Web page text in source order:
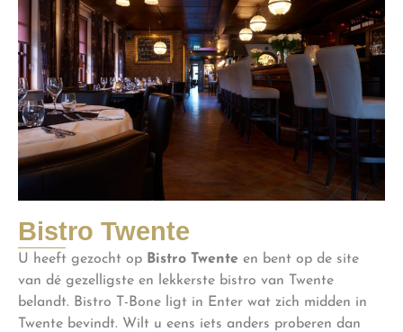
Bistro Twente
U heeft gezocht op Bistro Twente en bent op de site
van dé gezelligste en lekkerste bistro van Twente
belandt. Bistro T-Bone ligt in Enter wat zich midden in
Twente bevindt. Wilt u eens iets anders proberen dan